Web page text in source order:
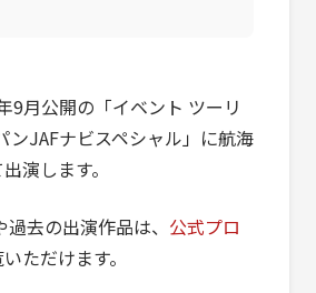
9月公開の「イベント ツーリ
ンJAFナビスペシャル」に航海
演します。
去の出演作品は、 公式プロ
ただけます。